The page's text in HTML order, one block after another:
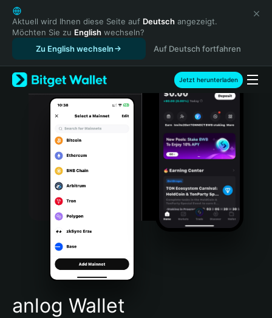
English
日本語
Tiếng Việt
Русский
Español (Latinoamérica)
Türkçe
Italiano
Português (Portugal)
Bahasa Indonesia
Português (Brasil)
Español (Argentina)
Aktuell wird Ihnen diese Seite auf Deutsch angezeigt.
Möchten Sie zu English wechseln?
Zu English wechseln
Auf Deutsch fortfahren
Jetzt herunterladen
anlog Wallet